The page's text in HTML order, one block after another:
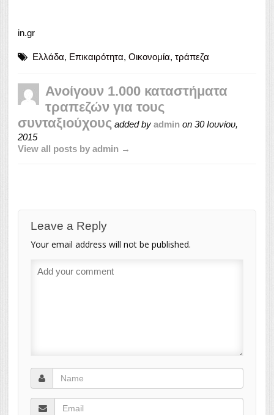
in.gr
Ελλάδα, Επικαιρότητα, Οικονομία, τράπεζα
Ανοίγουν 1.000 καταστήματα
τραπεζών για τους
συνταξιούχους added by admin on 30 Ιουνίου,
2015
View all posts by admin →
Leave a Reply
Your email address will not be published.